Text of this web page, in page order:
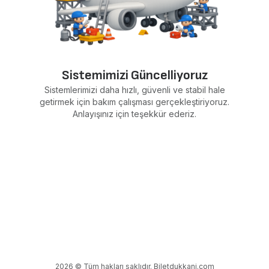
Sistemimizi Güncelliyoruz
Sistemlerimizi daha hızlı, güvenli ve stabil hale
getirmek için bakım çalışması gerçekleştiriyoruz.
Anlayışınız için teşekkür ederiz.
2026 © Tüm hakları saklıdır. Biletdukkani.com